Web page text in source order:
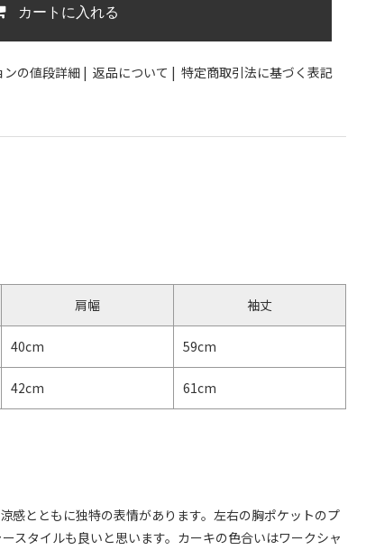
カートに入れる
ンの値段詳細| 返品について | 特定商取引法に基づく表記
肩幅 袖丈
40cm 59cm
42cm 61cm
感とともに独特の表情があります。左右の胸ポケットのプ
スタイルも良いと思います。カーキの色合いはワークシャ